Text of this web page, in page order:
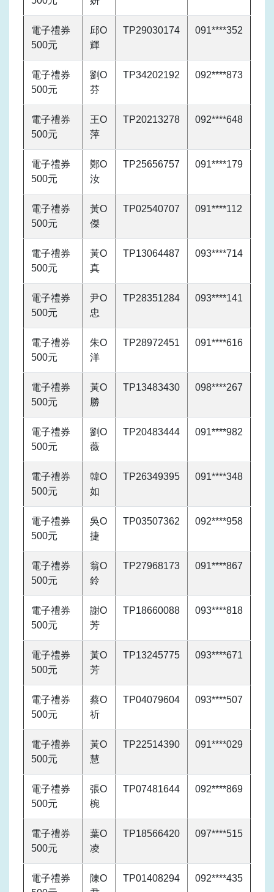
電子禮券
500元
邱O
輝
TP29030174 091****352
電子禮券
500元
劉O
芬
TP34202192 092****873
電子禮券
500元
王O
萍
TP20213278 092****648
電子禮券
500元
鄭O
汝
TP25656757 091****179
電子禮券
500元
黃O
傑
TP02540707 091****112
電子禮券
500元
黃O
真
TP13064487 093****714
電子禮券
500元
尹O
忠
TP28351284 093****141
電子禮券
500元
朱O
洋
TP28972451 091****616
電子禮券
500元
黃O
勝
TP13483430 098****267
電子禮券
500元
劉O
薇
TP20483444 091****982
電子禮券
500元
韓O
如
TP26349395 091****348
電子禮券
500元
吳O
捷
TP03507362 092****958
電子禮券
500元
翁O
鈴
TP27968173 091****867
電子禮券
500元
謝O
芳
TP18660088 093****818
電子禮券
500元
黃O
芳
TP13245775 093****671
電子禮券
500元
蔡O
祈
TP04079604 093****507
電子禮券
500元
黃O
慧
TP22514390 091****029
電子禮券
500元
張O
椀
TP07481644 092****869
電子禮券
500元
葉O
凌
TP18566420 097****515
電子禮券
陳O
TP01408294 092****435